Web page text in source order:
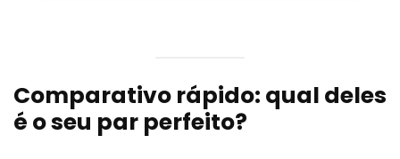
Comparativo rápido: qual deles
é o seu par perfeito?